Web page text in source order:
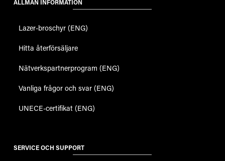
ALLMÄN INFORMATION
Lazer-broschyr (ENG)
Hitta återförsäljare
Nätverkspartnerprogram (ENG)
Vanliga frågor och svar (ENG)
UNECE-certifikat (ENG)
SERVICE OCH SUPPORT